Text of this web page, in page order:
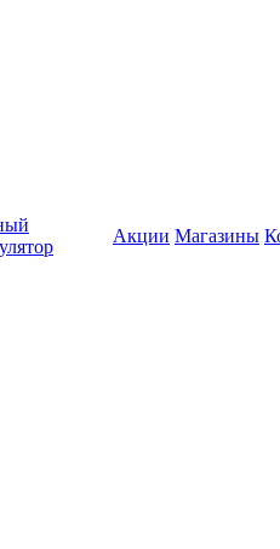
Акции Магазины